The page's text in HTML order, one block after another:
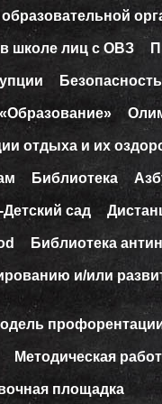
школе лиц с ОВЗ
Безопасность
отдыха и их
Библиотека
сад
Библиотека
и/или
Методическая
площадка